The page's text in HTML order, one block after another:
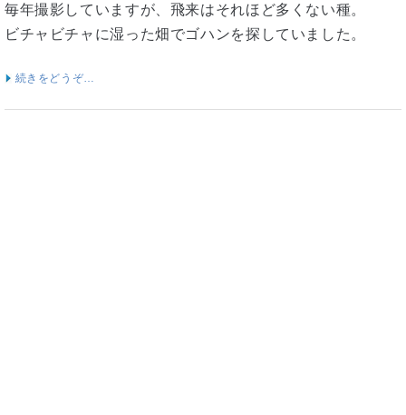
毎年撮影していますが、飛来はそれほど多くない種。
ビチャビチャに湿った畑でゴハンを探していました。
続きをどうぞ…